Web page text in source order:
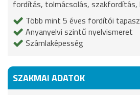
fordítás, tolmácsolás, szakfordítás,
Több mint 5 éves fordítói
Anyanyelvi szintű nyelvismeret
Számlaképesség
SZAKMAI ADATOK